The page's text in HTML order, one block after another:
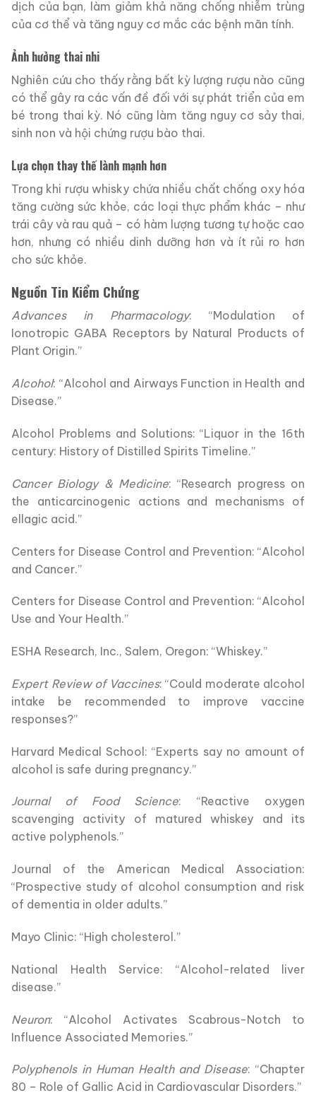
dịch của bạn, làm giảm khả năng chống nhiễm trùng
của cơ thể và tăng nguy cơ mắc các bệnh mãn tính.
Ảnh hưởng thai nhi
Nghiên cứu cho thấy rằng bất kỳ lượng rượu nào cũng
có thể gây ra các vấn đề đối với sự phát triển của em
bé trong thai kỳ. Nó cũng làm tăng nguy cơ sảy thai,
sinh non và hội chứng rượu bào thai.
Lựa chọn thay thế lành mạnh hơn
Trong khi rượu whisky chứa nhiều chất chống oxy hóa
tăng cường sức khỏe, các loại thực phẩm khác – như
trái cây và rau quả – có hàm lượng tương tự hoặc cao
hơn, nhưng có nhiều dinh dưỡng hơn và ít rủi ro hơn
cho sức khỏe.
Nguồn Tin Kiểm Chứng
Advances in Pharmacology: “Modulation of
Ionotropic GABA Receptors by Natural Products of
Plant Origin.”
Alcohol: “Alcohol and Airways Function in Health and
Disease.”
Alcohol Problems and Solutions: “Liquor in the 16th
century: History of Distilled Spirits Timeline.”
Cancer Biology & Medicine: “Research progress on
the anticarcinogenic actions and mechanisms of
ellagic acid.”
Centers for Disease Control and Prevention: “Alcohol
and Cancer.”
Centers for Disease Control and Prevention: “Alcohol
Use and Your Health.”
ESHA Research, Inc., Salem, Oregon: “Whiskey.”
Expert Review of Vaccines: “Could moderate alcohol
intake be recommended to improve vaccine
responses?”
Harvard Medical School: “Experts say no amount of
alcohol is safe during pregnancy.”
Journal of Food Science: “Reactive oxygen
scavenging activity of matured whiskey and its
active polyphenols.”
Journal of the American Medical Association:
“Prospective study of alcohol consumption and risk
of dementia in older adults.”
Mayo Clinic: “High cholesterol.”
National Health Service: “Alcohol-related liver
disease.”
Neuron: “Alcohol Activates Scabrous-Notch to
Influence Associated Memories.”
Polyphenols in Human Health and Disease: “Chapter
80 – Role of Gallic Acid in Cardiovascular Disorders.”